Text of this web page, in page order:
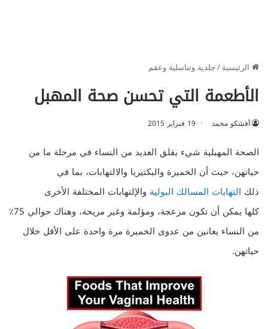
الرئيسية/جلدية وتناسلية وعقم
الأطعمة التي تحسن صحة المهبل
أفشكو محمد 19 فبراير 2015
الصحة المهبلية شيء يقلق العديد من النساء في مرحلة ما من
حياتهن، حيث أن الخميرة والبكتيريا والالتهابات، بما في
ذلك التهابات المسالك البولية والإلتهابات المختلفة الأخرى
كلها يمكن أن تكون مزعجة، ومؤلمة وغير مريحة، وهناك حوالي 75٪
من النساء يعانين من عدوى الخميرة مرة واحدة على الأقل خلال
حياتهن.